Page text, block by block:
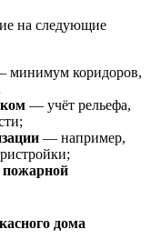
на следующие
минимум коридоров,
— учёт рельефа,
— например,
дома